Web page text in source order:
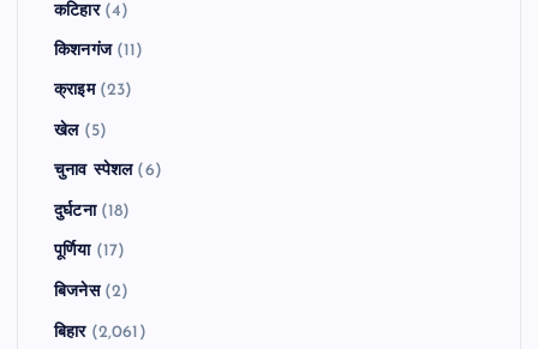
कटिहार(4)
किशनगंज(11)
क्राइम(23)
खेल(5)
चुनाव स्पेशल(6)
दुर्घटना(18)
पूर्णिया(17)
बिजनेस(2)
बिहार(2,061)